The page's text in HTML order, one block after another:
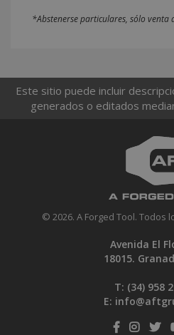
*Abstenerse particulares, sólo venta
Este sitio puede incluir
generados o editados
© 2026. A Forged Tool.
Avenida El
18015.
T: (34) 958
E: